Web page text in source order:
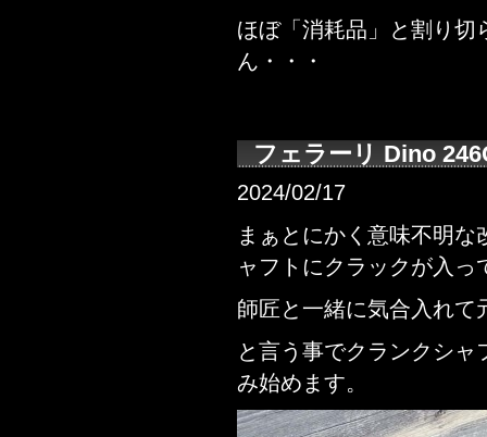
ほぼ「消耗品」と割り切
ん・・・
フェラーリ Dino
2024/02/17
まぁとにかく意味不明
ャフトにクラックが入
師匠と一緒に気合入れて
と言う事でクランクシ
み始めます。